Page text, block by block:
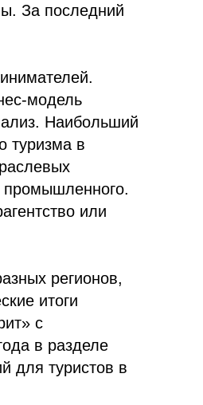
За последний
модель
Наибольший
туризма в
или
регионов,
итоги
с
в разделе
для туристов в